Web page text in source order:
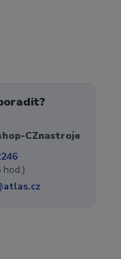
CZnastroje
hod.)